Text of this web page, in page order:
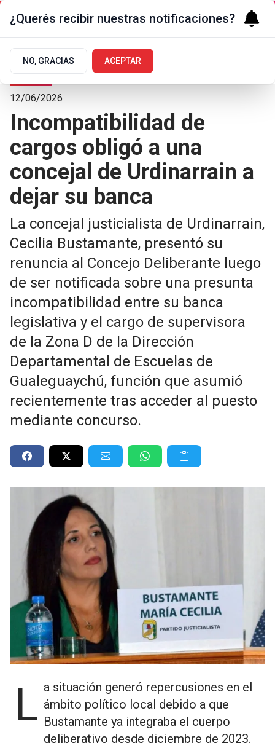
Polí­tica
12/06/2026
Incompatibilidad de
cargos obligó a una
concejal de Urdinarrain a
dejar su banca
La concejal justicialista de Urdinarrain,
Cecilia Bustamante, presentó su
renuncia al Concejo Deliberante luego
de ser notificada sobre una presunta
incompatibilidad entre su banca
legislativa y el cargo de supervisora
de la Zona D de la Dirección
Departamental de Escuelas de
Gualeguaychú, función que asumió
recientemente tras acceder al puesto
mediante concurso.
La situación generó repercusiones en el ámbito político local debido a que
Bustamante ya integraba el cuerpo
deliberativo desde diciembre de 2023.
¿Querés recibir nuestras notificaciones?
NO, GRACIAS ACEPTAR